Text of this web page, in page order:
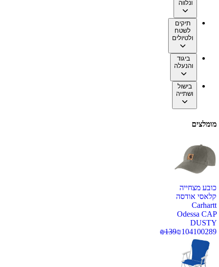
ונלווה
תיקים
לשטח
ולטיולים
ביגוד
והנעלה
בישול
ושתייה
מומלצים
כובע מצחייה
קלאסי אודסה
Carhartt
Odessa CAP
DUSTY
100289
₪104
₪139